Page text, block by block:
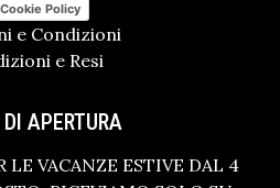
Cookie Policy
e Condizioni
e Resi
APERTURA
LE VACANZE ESTIVE DAL 4